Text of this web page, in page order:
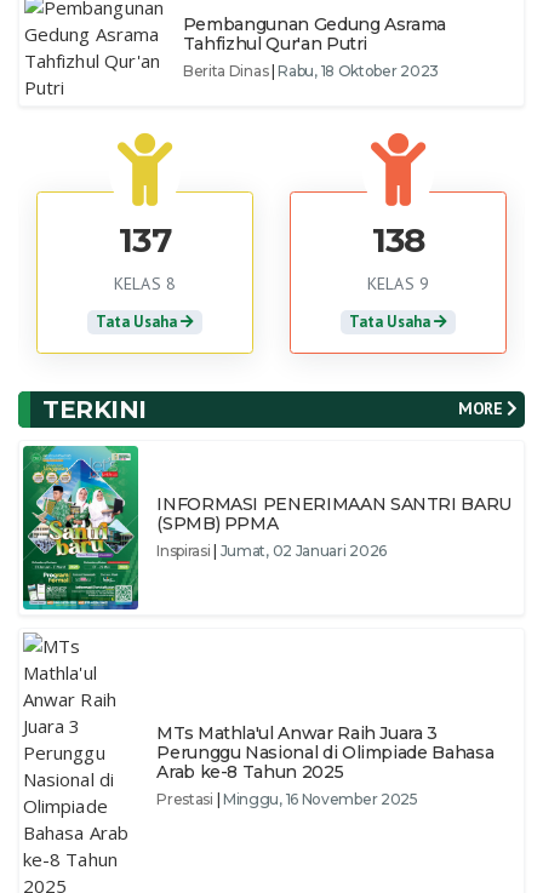
Pembangunan Gedung Asrama
Tahfizhul Qur'an Putri
Berita Dinas |Rabu, 18 Oktober 2023
137
KELAS 8
Tata Usaha
138
KELAS 9
Tata Usaha
TERKINI MORE
INFORMASI PENERIMAAN SANTRI BARU
(SPMB) PPMA
Inspirasi Jumat, 02 Januari 2026
MTs Mathla'ul Anwar Raih Juara 3
Perunggu Nasional di Olimpiade Bahasa
Arab ke-8 Tahun 2025
Prestasi Minggu, 16 November 2025